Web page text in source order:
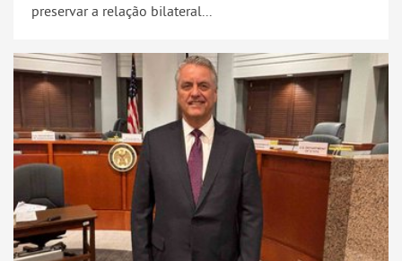
preservar a relação bilateral...